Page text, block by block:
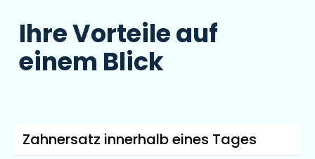
Ihre Vorteile auf
einem Blick
Zahnersatz innerhalb eines Tages